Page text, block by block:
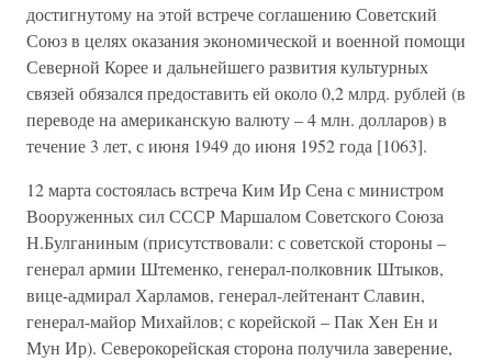
достигнутому на этой встрече соглашению Советский
Союз в целях оказания экономической и военной помощи
Северной Корее и дальнейшего развития культурных
связей обязался предоставить ей около 0,2 млрд. рублей (в
переводе на американскую валюту – 4 млн. долларов) в
течение 3 лет, с июня 1949 до июня 1952 года [1063].
12 марта состоялась встреча Ким Ир Сена с министром
Вооруженных сил СССР Маршалом Советского Союза
Н.Булганиным (присутствовали: с советской стороны –
генерал армии Штеменко, генерал-полковник Штыков,
вице-адмирал Харламов, генерал-лейтенант Славин,
генерал-майор Михайлов; с корейской – Пак Хен Ен и
Мун Ир). Северокорейская сторона получила заверение,